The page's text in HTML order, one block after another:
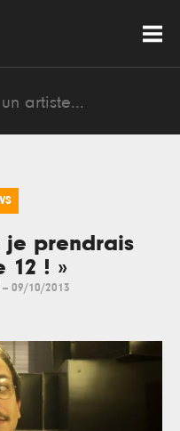
je prendrais
12 ! »
-- 09/10/2013